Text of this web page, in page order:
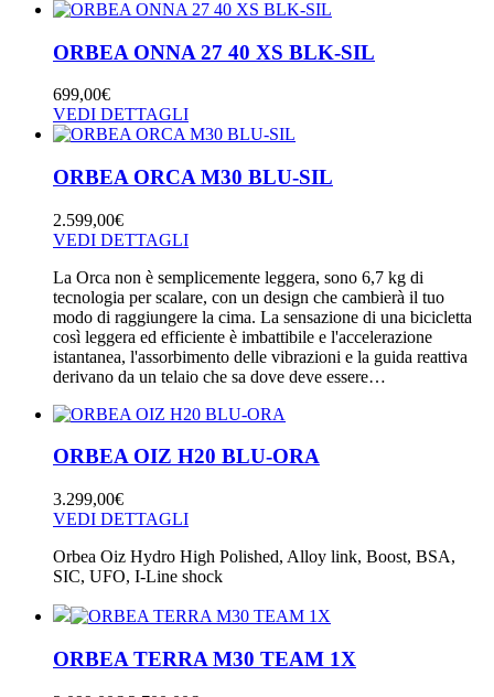
ORBEA ONNA 27 40 XS BLK-SIL
699,00€
VEDI DETTAGLI
ORBEA ORCA M30 BLU-SIL
2.599,00€
VEDI DETTAGLI
La Orca non è semplicemente leggera, sono 6,7 kg di
tecnologia per scalare, con un design che cambierà il tuo
modo di raggiungere la cima. La sensazione di una bicicletta
così leggera ed efficiente è imbattibile e l'accelerazione
istantanea, l'assorbimento delle vibrazioni e la guida reattiva
derivano da un telaio che sa dove deve essere…
ORBEA OIZ H20 BLU-ORA
3.299,00€
VEDI DETTAGLI
Orbea Oiz Hydro High Polished, Alloy link, Boost, BSA,
SIC, UFO, I-Line shock
ORBEA TERRA M30 TEAM 1X